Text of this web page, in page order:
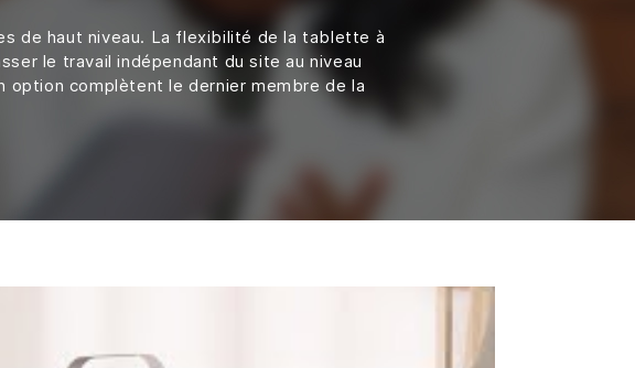
de haut niveau. La flexibilité de la tablette à
le travail indépendant du site au niveau
option complètent le dernier membre de la